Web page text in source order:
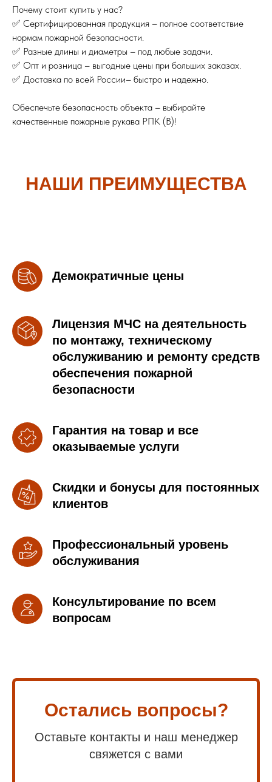
Почему стоит купить у нас?
✅ Сертифицированная продукция – полное соответствие
нормам пожарной безопасности.
✅ Разные длины и диаметры – под любые задачи.
✅ Опт и розница – выгодные цены при больших заказах.
✅ Доставка по всей России– быстро и надежно.
Обеспечьте безопасность объекта – выбирайте
качественные пожарные рукава РПК (В)!
НАШИ ПРЕИМУЩЕСТВА
Демократичные цены
Лицензия МЧС на деятельность
по монтажу, техническому
обслуживанию и ремонту средств
обеспечения пожарной
безопасности
Гарантия на товар и все
оказываемые услуги
Скидки и бонусы для постоянных
клиентов
Профессиональный уровень
обслуживания
Консультирование по всем
вопросам
Остались вопросы?
Оставьте контакты и наш менеджер
свяжется с вами